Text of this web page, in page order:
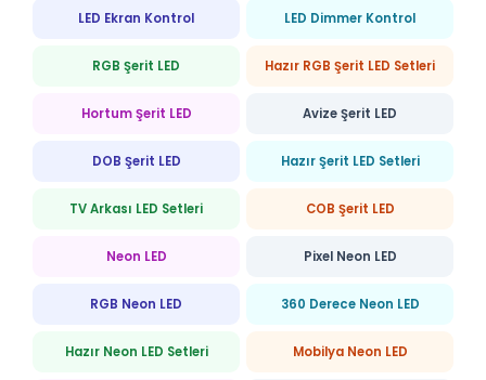
LED Ekran Kontrol LED Dimmer Kontrol
RGB Şerit LED Hazır RGB Şerit LED Setleri
Hortum Şerit LED Avize Şerit LED
DOB Şerit LED Hazır Şerit LED Setleri
TV Arkası LED Setleri COB Şerit LED
Neon LED Pixel Neon LED
RGB Neon LED 360 Derece Neon LED
Hazır Neon LED Setleri Mobilya Neon LED